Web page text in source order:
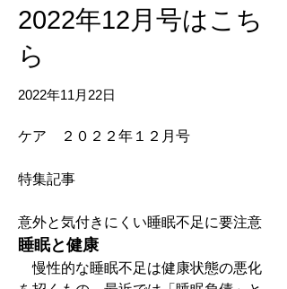
2022年12月号はこち
ら
2022年11月22日
ケア　２０２２年１２月号
特集記事
意外と気付きにくい睡眠不足に要注意
睡眠と健康
慢性的な睡眠不足は健康状態の悪化